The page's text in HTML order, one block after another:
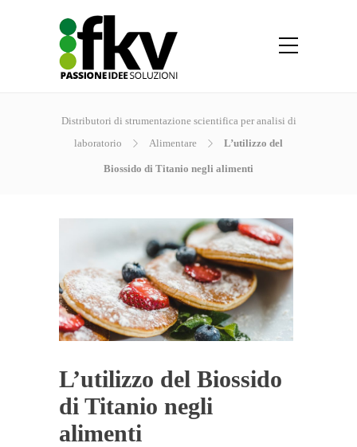
Distributori di strumentazione scientifica per analisi di
laboratorio
Alimentare L’utilizzo del
Biossido di Titanio negli alimenti
L’utilizzo del Biossido
di Titanio negli
alimenti